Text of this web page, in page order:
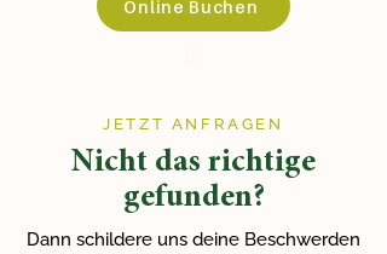
Online Buchen
JETZT ANFRAGEN
Nicht das richtige
gefunden?
Dann schildere uns deine Beschwerden